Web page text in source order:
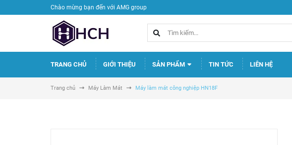
Chào mừng bạn đến với AMG group
TRANG CHỦ GIỚI THIỆU SẢN PHẨM TIN TỨC LIÊN HỆ
Trang chủ Máy Làm Mát Máy làm mát công nghiệp HN18F